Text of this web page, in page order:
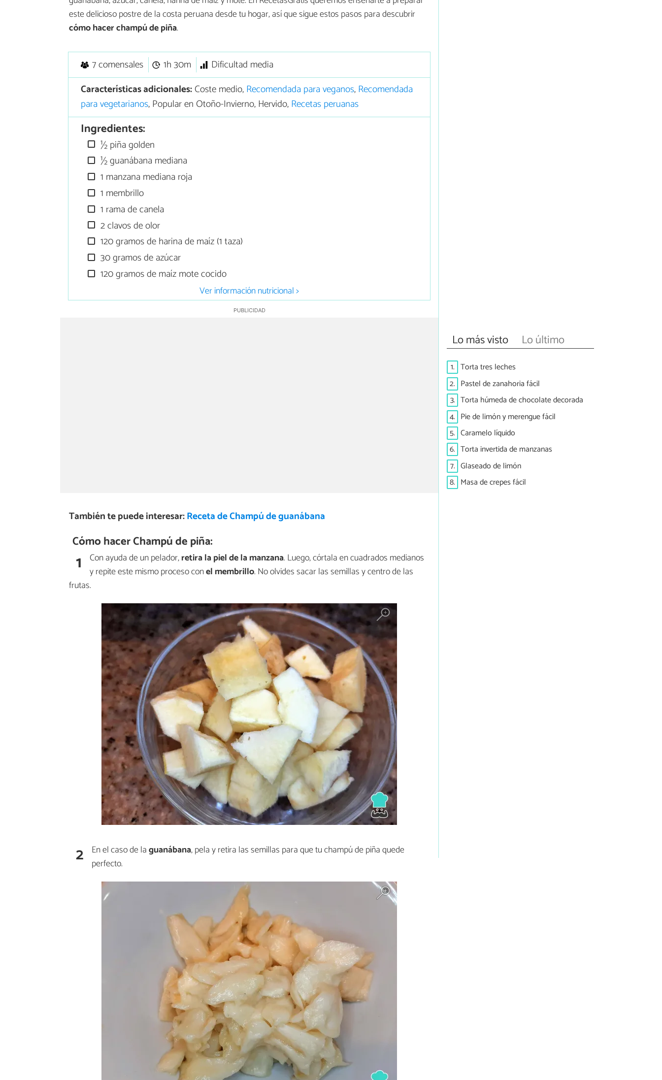
este delicioso postre de la costa peruana desde tu hogar, así que sigue estos pasos para descubrir
cómo hacer champú de piña.
7 comensales 1h 30m
Dificultad media
Características adicionales:Coste medio,Recomendada para veganos,Recomendada
para vegetarianos, Popular en Otoño-Invierno, Hervido,Recetas peruanas
Ingredientes:
½ piña golden
½ guanábana mediana
1 manzana mediana roja
1 membrillo
1 rama de canela
2 clavos de olor
120 gramos de harina de maíz (1 taza)
30 gramos de azúcar
120 gramos de maíz mote cocido
Ver información nutricional >
También te puede interesar:Receta de Champú de guanábana
Cómo hacer Champú de piña:
1 Con ayuda de un pelador,retira la piel de la manzana. Luego, córtala en cuadrados medianos
y repite este mismo proceso conel membrillo. No olvides sacar las semillas y centro de las
frutas.
2 En el caso de laguanábana, pela y retira las semillas para que tu champú de piña quede
perfecto.
Lo más visto Lo último
1. Torta tres leches
2. Pastel de zanahoria fácil
3. Torta húmeda de chocolate decorada
4. Pie de limón y merengue fácil
5. Caramelo líquido
6. Torta invertida de manzanas
7. Glaseado de limón
8. Masa de crepes fácil